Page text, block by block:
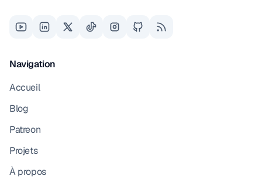
Navigation
Accueil
Blog
Patreon
Projets
À propos